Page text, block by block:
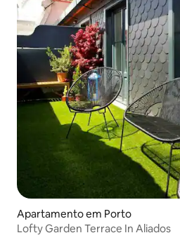
Apartamento em Porto
Lofty Garden Terrace In Aliados